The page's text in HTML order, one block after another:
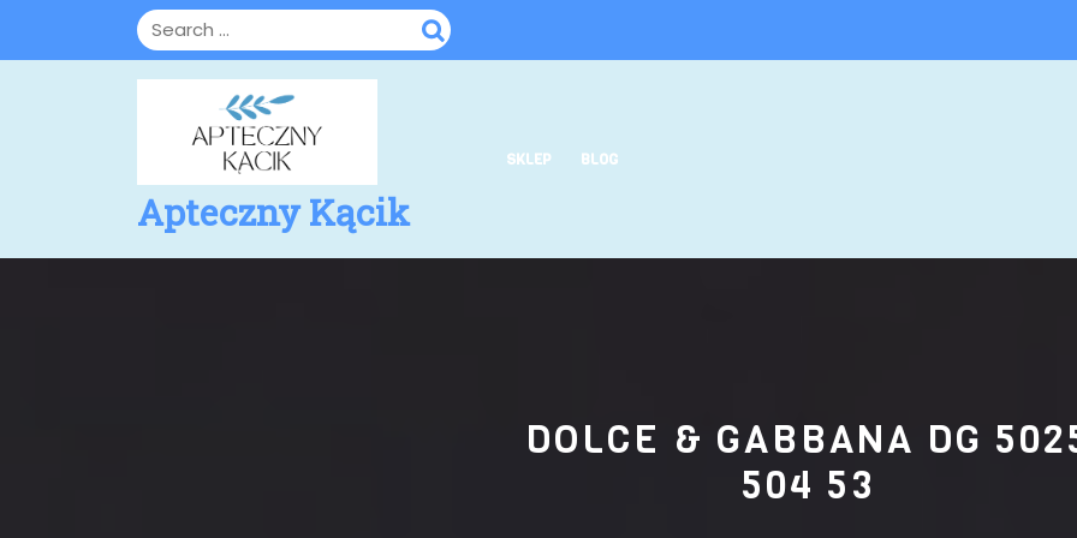
content
Apteczny Kącik
SKLEP BLOG
DOLCE & GABBANA DG
504 53